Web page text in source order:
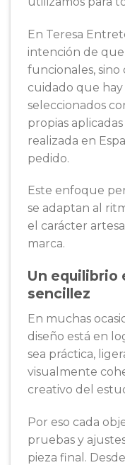
En Teresa
intención de que
funcionales,
cuidado que hay
seleccionados
propias
realizada en
pedido.
Este enfoque
se adaptan al
el carácter
marca.
Un equilibrio
sencillez
En muchas
diseño está en
sea práctica,
visualmente
creativo del
Por eso cada
pruebas y
pieza final.